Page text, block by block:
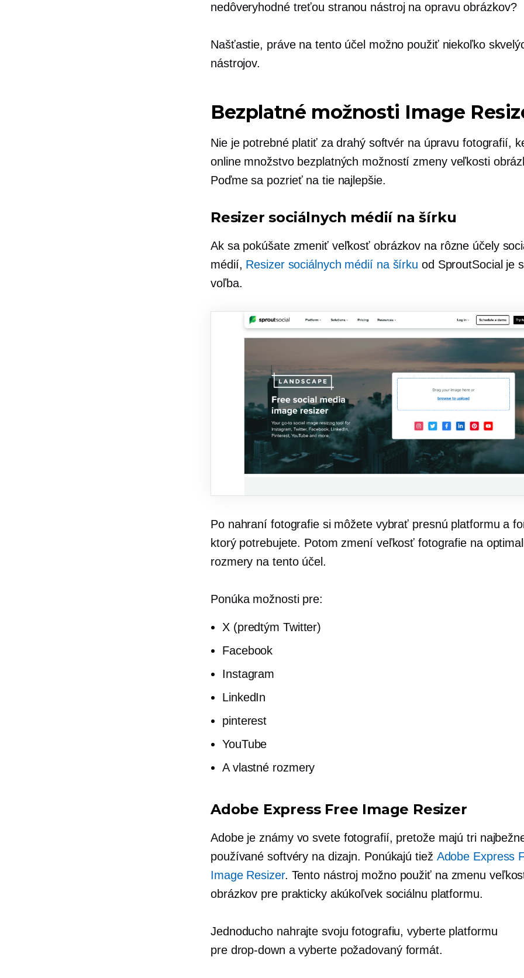
nedôveryhodné treťou stranou nástroj na opravu obrázkov?
Našťastie, práve na tento účel možno použiť niekoľko
nástrojov.
Bezplatné možnosti Image
Nie je potrebné platiť za drahý softvér na úpravu fotografií,
online množstvo bezplatných možností zmeny veľkosti
Poďme sa pozrieť na tie najlepšie.
Resizer sociálnych médií na šírku
Ak sa pokúšate zmeniť veľkosť obrázkov na rôzne účely
médií, Resizer sociálnych médií na šírku od SproutSocial je
voľba.
Po nahraní fotografie si môžete vybrať presnú platformu a
ktorý potrebujete. Potom zmení veľkosť fotografie na
rozmery na tento účel.
Ponúka možnosti pre:
X (predtým Twitter)
Facebook
Instagram
LinkedIn
pinterest
YouTube
A vlastné rozmery
Adobe Express Free Image Resizer
Adobe je známyvo svete fotografií, pretože majú tri
používané softvéry na dizajn. Ponúkajú tiež Adobe Express
Image Resizer. Tento nástroj možno použiť na zmenu
obrázkov pre prakticky akúkoľvek sociálnu platformu.
Jednoducho nahrajte svoju fotografiu, vyberte platformu
pre drop-down a vyberte požadovaný formát.